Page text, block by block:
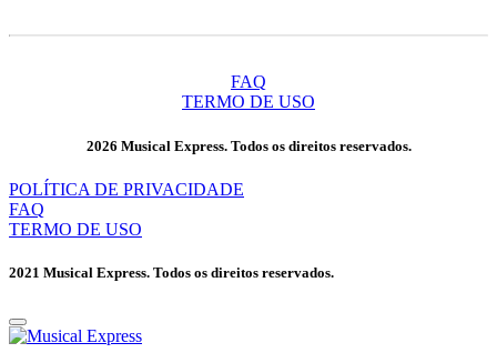
FAQ
TERMO DE USO
2026 Musical Express. Todos os direitos reservados.
POLÍTICA DE PRIVACIDADE
FAQ
TERMO DE USO
2021 Musical Express. Todos os direitos reservados.